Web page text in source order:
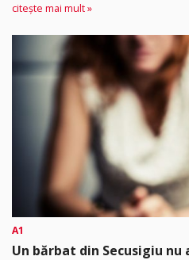
citește mai mult »
A1
Un bărbat din Secusigiu